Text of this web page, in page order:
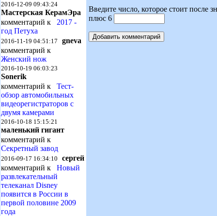
2016-12-09 09:43:24
Мастерская КерамЭра
комментарий к 2017 -
год Петуха
2016-11-19 04:51:17 gneva
комментарий к
Женский нож
2016-10-19 06:03:23
Sonerik
комментарий к Тест-
обзор автомобильных
видеорегистраторов с
двумя камерами
2016-10-18 15:15:21
маленький гигант
комментарий к
Секретный завод
2016-09-17 16:34:10 сергей
комментарий к Новый
развлекательный
телеканал Disney
появится в России в
первой половине 2009
года
Введите число, которое стоит после
плюс 6